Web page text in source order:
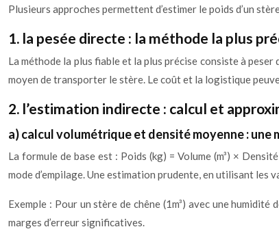
Plusieurs approches permettent d’estimer le poids d’un
1. la pesée directe : la méthode la plus
La méthode la plus fiable et la plus précise consiste à peser
moyen de transporter le stère. Le coût et la logistique
2. l’estimation indirecte : calcul et
a) calcul volumétrique et densité moyenne :
La formule de base est : Poids (kg) = Volume (m³) ×
mode d’empilage. Une estimation prudente, en utilisant les
Exemple : Pour un stère de chêne (1m³) avec une
marges d’erreur significatives.